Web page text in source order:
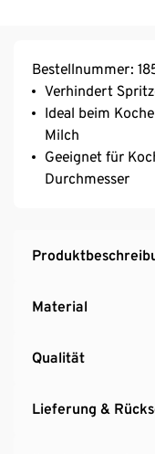
Bestellnummer:
Verhindert
Ideal beim
Milch
Geeignet für
Durchmesser
Material
Qualität
Lieferung &